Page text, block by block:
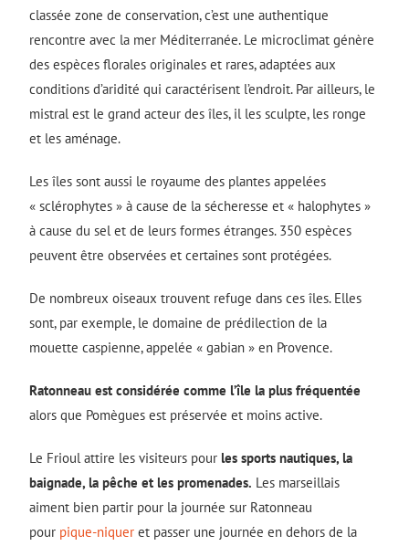
classée zone de conservation, c’est une authentique
rencontre avec la mer Méditerranée. Le microclimat génère
des espèces florales originales et rares, adaptées aux
conditions d’aridité qui caractérisent l’endroit. Par ailleurs, le
mistral est le grand acteur des îles, il les sculpte, les ronge
et les aménage.
Les îles sont aussi le royaume des plantes appelées
« sclérophytes » à cause de la sécheresse et « halophytes »
à cause du sel et de leurs formes étranges. 350 espèces
peuvent être observées et certaines sont protégées.
De nombreux oiseaux trouvent refuge dans ces îles. Elles
sont, par exemple, le domaine de prédilection de la
mouette caspienne, appelée « gabian » en Provence.
Ratonneau est considérée comme l’île la plus fréquentée
alors que Pomègues est préservée et moins active.
Le Frioul attire les visiteurs pour les sports nautiques, la
baignade, la pêche et les promenades. Les marseillais
aiment bien partir pour la journée sur Ratonneau
pour pique-niquer et passer une journée en dehors de la